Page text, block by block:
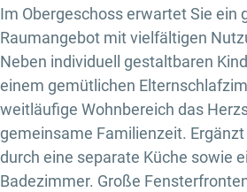
Im Obergeschoss erwartet Sie ein
Raumangebot mit vielfältigen
Neben individuell gestaltbaren
einem gemütlichen
weitläufige Wohnbereich das
gemeinsame Familienzeit.
durch eine separate Küche sowie
Badezimmer. Große